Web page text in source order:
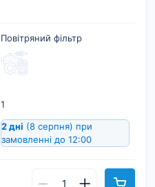
Повітряний фільтр
1
2 дні (8 серпня) при
замовленні до 12:00